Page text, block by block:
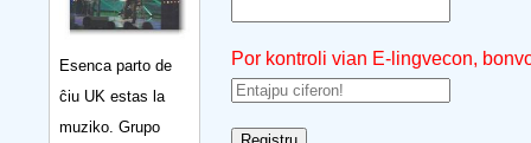
Esenca parto de
ĉiu UK estas la
muziko. Grupo
Por kontroli vian E-lingvecon,